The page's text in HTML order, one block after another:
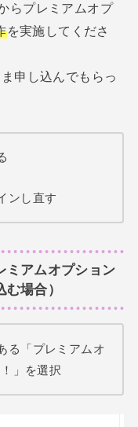
らプレミアムオプ
を実施してくださ
申し込んでもらっ
ンし直す
ミアムオプション
場合）
る「プレミアムオ
」を選択